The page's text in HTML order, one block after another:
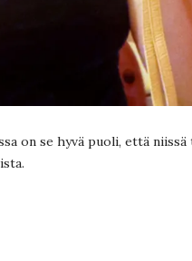
on se hyvä puoli, että